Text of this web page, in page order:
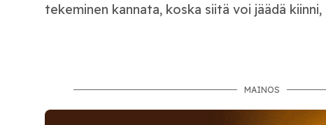
tekeminen kannata, koska siitä voi jäädä
MAINOS